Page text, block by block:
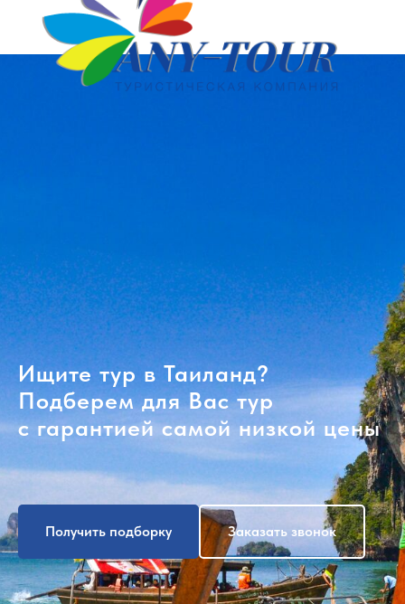
Ищите тур в Таиланд?
Подберем для Вас тур
с гарантией самой низкой цены
Получить подборку Заказать звонок